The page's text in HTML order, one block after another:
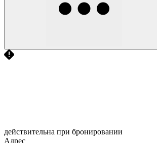
действительна при бронировании
Адрес